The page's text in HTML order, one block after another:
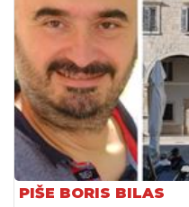
PIŠE BORIS BILAS